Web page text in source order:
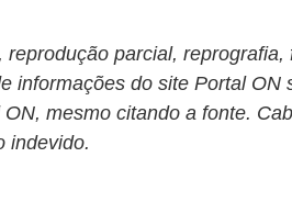
parcial, reprografia,
informações do site Portal ON
mesmo citando a fonte.
indevido.